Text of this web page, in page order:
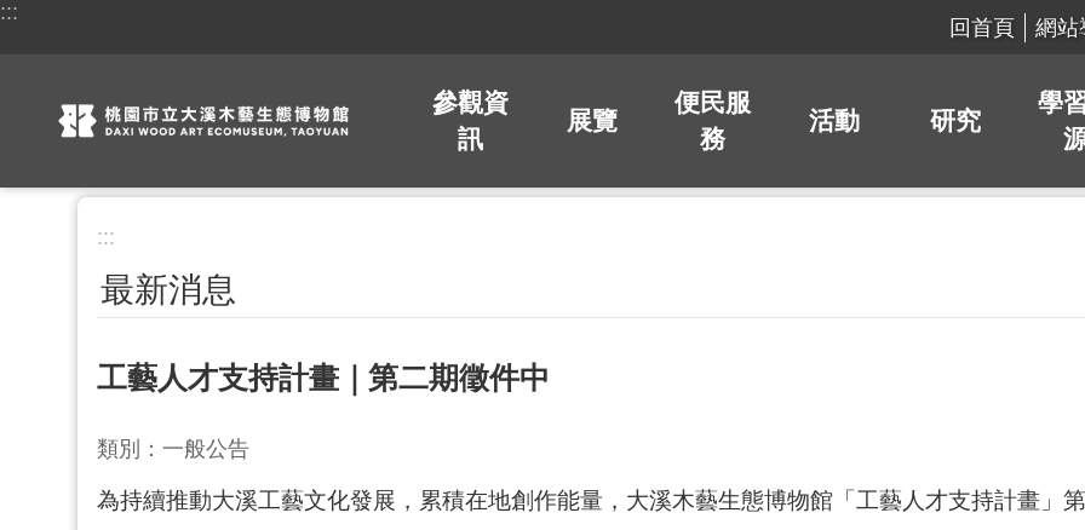
跳到主要內容區塊
:::
回首頁 網站
參觀資
訊
展覽
便民服
務
活動 研究
學
:::
最新消息
工藝人才支持計畫｜第二期徵件中
類別：一般公告
為持續推動大溪工藝文化發展，累積在地創作能量，大溪木藝生態博物館「工藝人才支持計畫」